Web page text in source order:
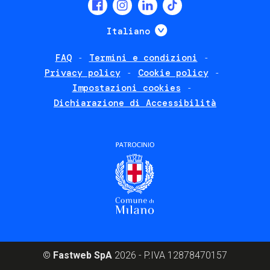
Italiano Mostra ulteriori
FAQ
Termini e condizioni
Privacy policy
Cookie policy
Impostazioni cookies
Dichiarazione di Accessibilità
© Fastweb SpA 2026 - P.IVA 12878470157